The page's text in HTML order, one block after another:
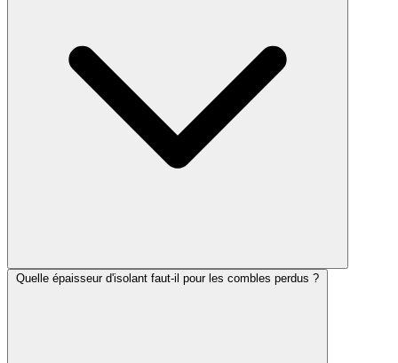
Quelle épaisseur d'isolant faut-il pour les combles perdus ?